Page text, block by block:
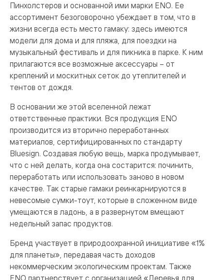
Пинхолстеров и основанной ими марки ENO. Ее
ассортимент безоговорочно убеждает в том, что в
жизни всегда есть место гамаку: здесь имеются
модели для дома и для пляжа, для поездки на
музыкальный фестиваль и для пикника в парке. К ним
прилагаются все возможные аксессуары – от
креплений и москитных сеток до утеплителей и
тентов от дождя.
В основании же этой вселенной лежат
ответственные практики. Вся продукция ENO
производится из вторично переработанных
материалов, сертифицированных по стандарту
Bluesign. Создавая любую вещь, марка продумывает,
что с ней делать, когда она состарится: починить,
переработать или использовать заново в новом
качестве. Так старые гамаки реинкарнируются в
невесомые сумки-тоут, которые в сложенном виде
умещаются в ладонь, а в развернутом вмещают
недельный запас продуктов.
Бренд участвует в природоохранной инициативе «1%
для планеты», передавая часть доходов
некоммерческим экологическим проектам. Также
ENO партнерствует с организацией «Деревья для